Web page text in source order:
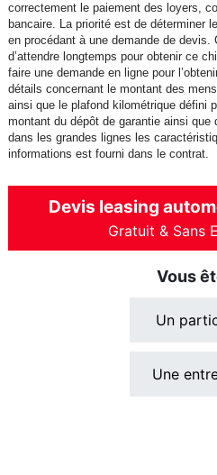
correctement le paiement des loyers,
bancaire. La priorité est de déterminer
en procédant à une demande de
d’attendre longtemps pour obtenir ce
faire une demande en ligne pour
détails concernant le montant des
ainsi que le plafond kilométrique défini
montant du dépôt de garantie ainsi que
dans les grandes lignes les
informations est fourni dans le contrat.